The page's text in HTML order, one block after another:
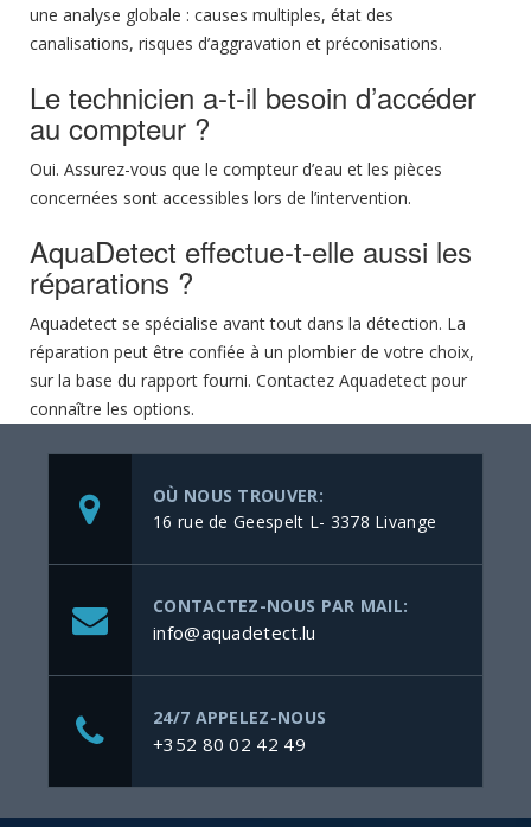
une analyse globale : causes multiples, état des
canalisations, risques d’aggravation et préconisations.
Le technicien a-t-il besoin d’accéder
au compteur ?
Oui. Assurez-vous que le compteur d’eau et les pièces
concernées sont accessibles lors de l’intervention.
AquaDetect effectue-t-elle aussi les
réparations ?
Aquadetect se spécialise avant tout dans la détection. La
réparation peut être confiée à un plombier de votre choix,
sur la base du rapport fourni. Contactez Aquadetect pour
connaître les options.
OÙ NOUS TROUVER:
16 rue de Geespelt L- 3378 Livange
CONTACTEZ-NOUS PAR MAIL:
info@aquadetect.lu
24/7 APPELEZ-NOUS
+352 80 02 42 49